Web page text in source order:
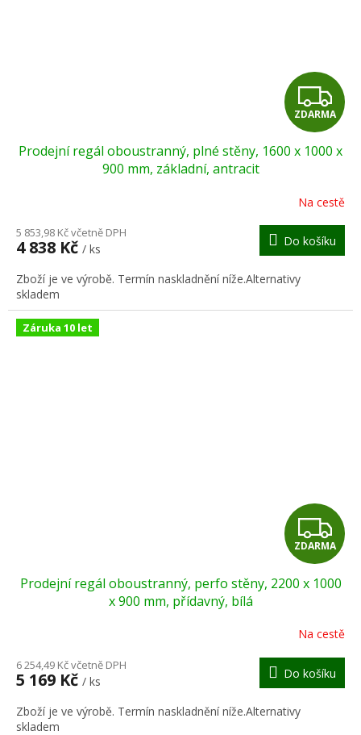
Z
D
A
R
M
A
ZDARMA
Prodejní regál oboustranný, plné stěny, 1600 x 1000 x
900 mm, základní, antracit
Na cestě
5 853,98 Kč včetně DPH
4 838 Kč / ks
Do košíku
Zboží je ve výrobě. Termín naskladnění níže.Alternativy
skladem
Záruka 10 let
Z
D
A
R
M
A
ZDARMA
Prodejní regál oboustranný, perfo stěny, 2200 x 1000
x 900 mm, přídavný, bílá
Na cestě
6 254,49 Kč včetně DPH
5 169 Kč / ks
Do košíku
Zboží je ve výrobě. Termín naskladnění níže.Alternativy
skladem